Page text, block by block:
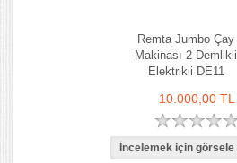
Remta Jumbo Çay
Makinası 2 Demlikli
Elektrikli DE11
10.000,00 TL